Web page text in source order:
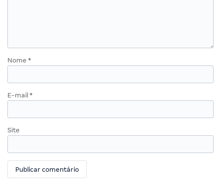
Nome *
E-mail *
Site